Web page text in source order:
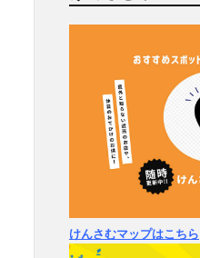
けんさむマップはこちら